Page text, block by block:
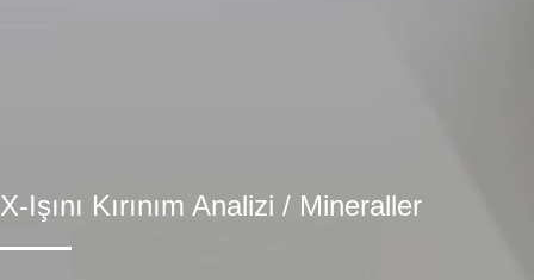
X-Işını Kırınım Analizi / Mineraller